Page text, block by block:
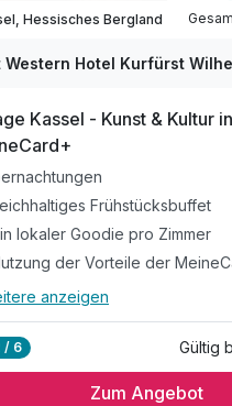
Hessisches Bergland
Western Hotel Kurfürst
Kassel - Kunst & Kultur
Frühstücksbuffet
lokaler Goodie pro Zimmer
der Vorteile der
Frühstücksbuffet
anzeigen
/ 6 Gültig
Zum Angebot